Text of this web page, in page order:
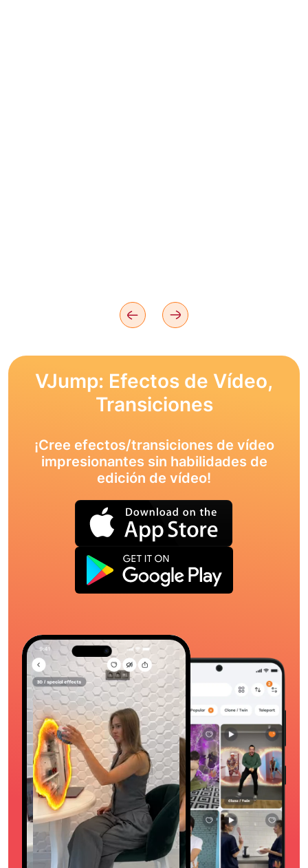
VJump: Efectos de Vídeo,
Transiciones
¡Cree efectos/transiciones de vídeo
impresionantes sin habilidades de
edición de vídeo!